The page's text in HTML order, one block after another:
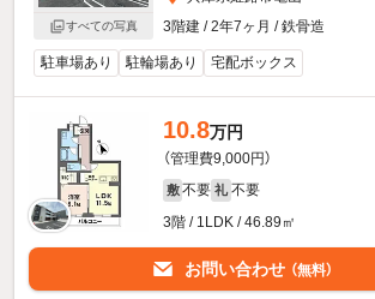
すべての写真
3階建 / 2年7ヶ月 / 鉄骨造
駐車場あり 駐輪場あり 宅配ボックス
10.8万円
（管理費9,000円）
敷 不要 礼 不要
3階 / 1LDK / 46.89㎡
お問い合わせ （無料）